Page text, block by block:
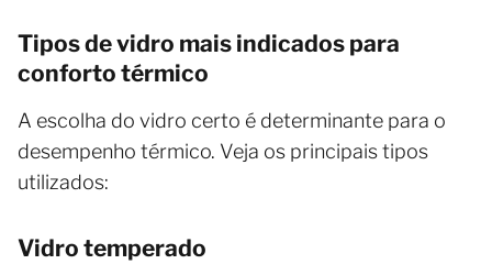
Tipos de vidro mais indicados para
conforto térmico
A escolha do vidro certo é determinante para o
desempenho térmico. Veja os principais tipos
utilizados:
Vidro temperado